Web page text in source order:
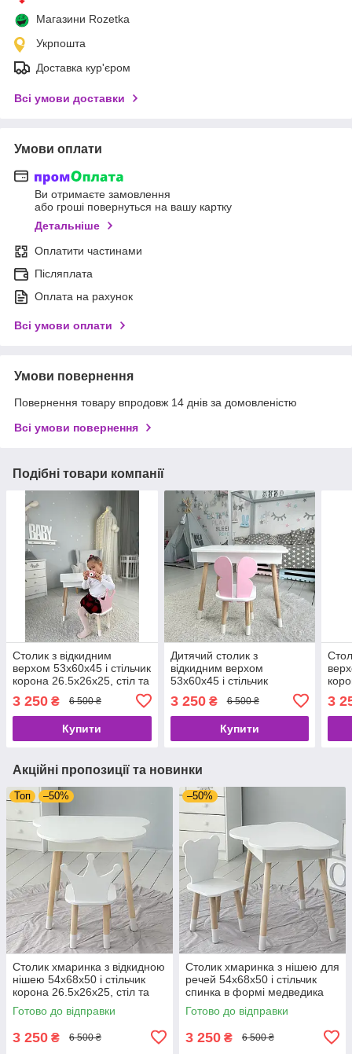
Магазини Rozetka
Укрпошта
Доставка кур'єром
Всі умови доставки
Умови оплати
Ви отримаєте замовлення
або гроші повернуться на вашу картку
Детальніше
Оплатити частинами
Післяплата
Оплата на рахунок
Всі умови оплати
Умови повернення
Повернення товару впродовж 14 днів за домовленістю
Всі умови повернення
Подібні товари компанії
Столик з відкидним
верхом 53х60х45 і стільчик
корона 26.5х26х25, стіл та
року, білий з рожевим
3 250 ₴ 6 500 ₴
Купити
Дитячий столик з
відкидним верхом
53х60х45 і стільчик
метелик 26.5х26х25, стіл
та стілець для дітей до 7
років, білий з рожевим
3 250₴ 6 500 ₴
Купити
3
Акційні пропозиції та новинки
Топ –50%
Столик хмаринка з відкидною
нішею 54х68х50 і стільчик
корона 26.5х26х25, стіл та
стілець в дитячу, білий
Готово до відправки
3 250 ₴ 6 500 ₴
–50%
Столик хмаринка з нішею для
речей 54х68х50 і стільчик
спинка в формі медведика
26.5х26х25, стіл та стілець в
дитячу кімнату, білий
Готово до відправки
3 250 ₴ 6 500 ₴